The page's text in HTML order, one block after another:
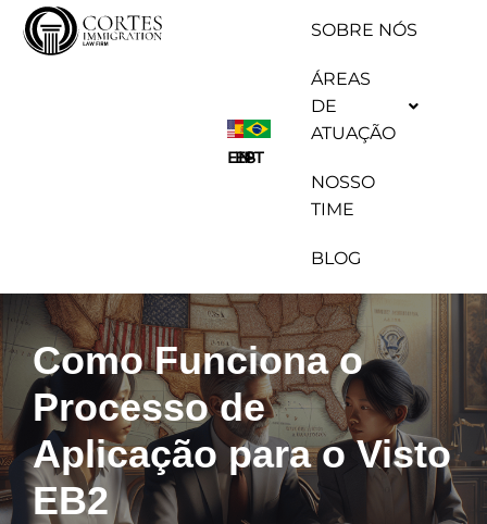
Pular
SOBRE NÓS
ÁREAS
DE
ATUAÇÃO
NOSSO
TIME
BLOG
EN
ESPT
Como Funciona o
Processo de
Aplicação para o Visto
EB2